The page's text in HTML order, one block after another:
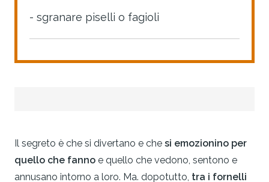
- sgranare piselli o fagioli
Il segreto è che si divertano e che si emozionino per
quello che fanno e quello che vedono, sentono e
annusano intorno a loro. Ma. dopotutto, tra i fornelli